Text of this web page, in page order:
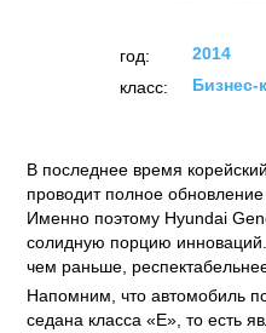
год:
2014
класс:
Бизнес-
В последнее время
проводит полное
Именно поэтому Hyundai
солидную порцию
чем раньше,
Напомним, что автомобиль
седана класса «Е», то есть